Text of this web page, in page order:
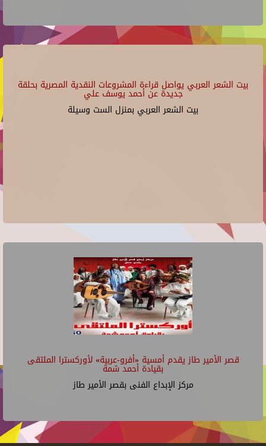
بيت الشعر العربي يواصل قراءة المشروعات النقدية المصرية بحلقة
جديدة عن أحمد يوسف علي
بيت الشعر العربي بمنزل الست وسيلة
قصر الأمير طاز يقدم أمسية «أفرو-عربية» لأوركسترا الملتقى
بقيادة أحمد شمة
مركز الإبداع الفنى بقصر الأمير طاز